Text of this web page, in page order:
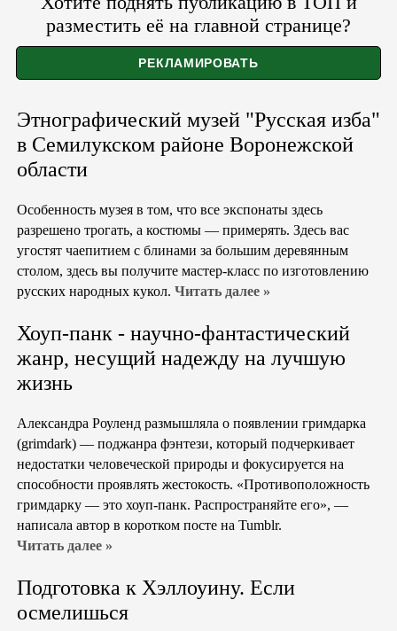
разместить её на главной странице?
Этнографический музей "Русская изба"
в Семилукском районе Воронежской
области
Особенность музея в том, что все экспонаты здесь
разрешено трогать, а костюмы — примерять. Здесь вас
угостят чаепитием с блинами за большим деревянным
столом, здесь вы получите мастер-класс по изготовлению
русских народных кукол. Читать далее »
Хоуп-панк - научно-фантастический
жанр, несущий надежду на лучшую
жизнь
Александра Роуленд размышляла о появлении гримдарка
(grimdark) — поджанра фэнтези, который подчеркивает
недостатки человеческой природы и фокусируется на
способности проявлять жестокость. «Противоположность
гримдарку — это хоуп-панк. Распространяйте его», —
написала автор в коротком посте на Tumblr.
Читать далее »
Подготовка к Хэллоуину. Если
осмелишься